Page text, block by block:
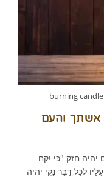
burning
והעם
חזק "כִּי יִקַּח
לְכָל דָּבָר נָקִי יִהְיֶה